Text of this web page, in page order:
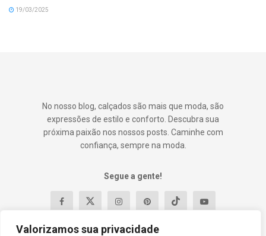
Valorizamos sua privacidade
19/03/2025
No nosso blog, calçados são mais que moda, são
expressões de estilo e conforto. Descubra sua
próxima paixão nos nossos posts. Caminhe com
confiança, sempre na moda.
Segue a gente!